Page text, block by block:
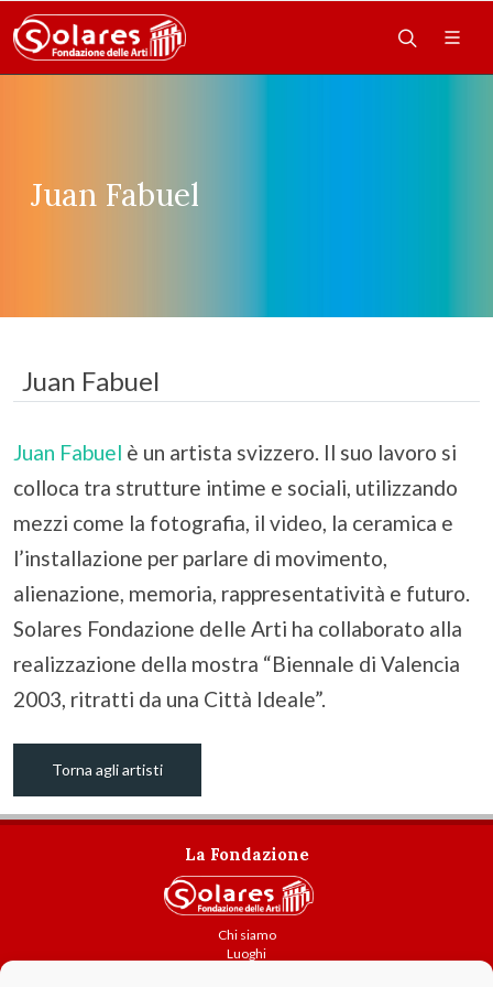
Juan Fabuel
Juan Fabuel
Juan Fabuel è un artista svizzero. Il suo lavoro si
colloca tra strutture intime e sociali, utilizzando
mezzi come la fotografia, il video, la ceramica e
l’installazione per parlare di movimento,
alienazione, memoria, rappresentatività e futuro.
Solares Fondazione delle Arti ha collaborato alla
realizzazione della mostra “Biennale di Valencia
2003, ritratti da una Città Ideale”.
Torna agli artisti
La Fondazione
Chi siamo
Luoghi